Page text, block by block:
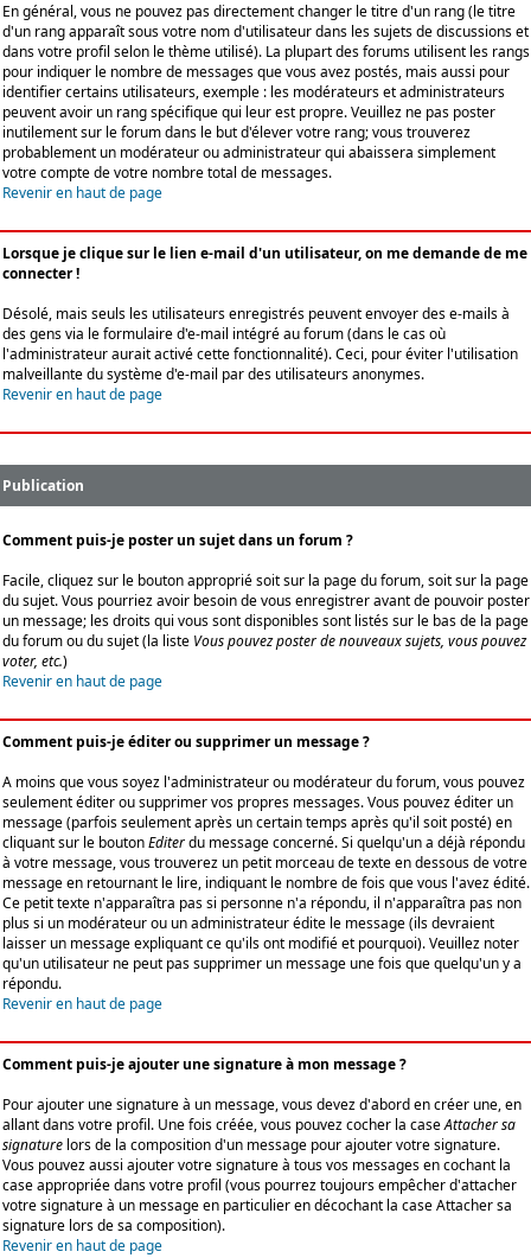
En général, vous ne pouvez pas directement changer le titre d'un rang (le titre
d'un rang apparaît sous votre nom d'utilisateur dans les sujets de discussions et
dans votre profil selon le thème utilisé). La plupart des forums utilisent les rangs
pour indiquer le nombre de messages que vous avez postés, mais aussi pour
identifier certains utilisateurs, exemple : les modérateurs et administrateurs
peuvent avoir un rang spécifique qui leur est propre. Veuillez ne pas poster
inutilement sur le forum dans le but d'élever votre rang; vous trouverez
probablement un modérateur ou administrateur qui abaissera simplement
votre compte de votre nombre total de messages.
Revenir en haut de page
Lorsque je clique sur le lien e-mail d'un utilisateur, on me demande de me
connecter !
Désolé, mais seuls les utilisateurs enregistrés peuvent envoyer des e-mails à
des gens via le formulaire d'e-mail intégré au forum (dans le cas où
l'administrateur aurait activé cette fonctionnalité). Ceci, pour éviter l'utilisation
malveillante du système d'e-mail par des utilisateurs anonymes.
Revenir en haut de page
Publication
Comment puis-je poster un sujet dans un forum ?
Facile, cliquez sur le bouton approprié soit sur la page du forum, soit sur la page
du sujet. Vous pourriez avoir besoin de vous enregistrer avant de pouvoir poster
un message; les droits qui vous sont disponibles sont listés sur le bas de la page
du forum ou du sujet (la liste Vous pouvez poster de nouveaux sujets, vous pouvez
voter, etc.)
Revenir en haut de page
Comment puis-je éditer ou supprimer un message ?
A moins que vous soyez l'administrateur ou modérateur du forum, vous pouvez
seulement éditer ou supprimer vos propres messages. Vous pouvez éditer un
message (parfois seulement après un certain temps après qu'il soit posté) en
cliquant sur le boutonEditerdu message concerné. Si quelqu'un a déjà répondu
à votre message, vous trouverez un petit morceau de texte en dessous de votre
message en retournant le lire, indiquant le nombre de fois que vous l'avez édité.
Ce petit texte n'apparaîtra pas si personne n'a répondu, il n'apparaîtra pas non
plus si un modérateur ou un administrateur édite le message (ils devraient
laisser un message expliquant ce qu'ils ont modifié et pourquoi). Veuillez noter
qu'un utilisateur ne peut pas supprimer un message une fois que quelqu'un y a
répondu.
Revenir en haut de page
Comment puis-je ajouter une signature à mon message ?
Pour ajouter une signature à un message, vous devez d'abord en créer une, en
allant dans votre profil. Une fois créée, vous pouvez cocher la caseAttacher sa
signature lors de la composition d'un message pour ajouter votre signature.
Vous pouvez aussi ajouter votre signature à tous vos messages en cochant la
case appropriée dans votre profil (vous pourrez toujours empêcher d'attacher
votre signature à un message en particulier en décochant la case Attacher sa
signature lors de sa composition).
Revenir en haut de page